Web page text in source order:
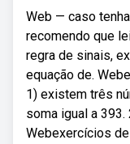
Web — caso
recomendo que
regra de sinais,
equação de.
1) existem três
soma igual a
Webexercícios